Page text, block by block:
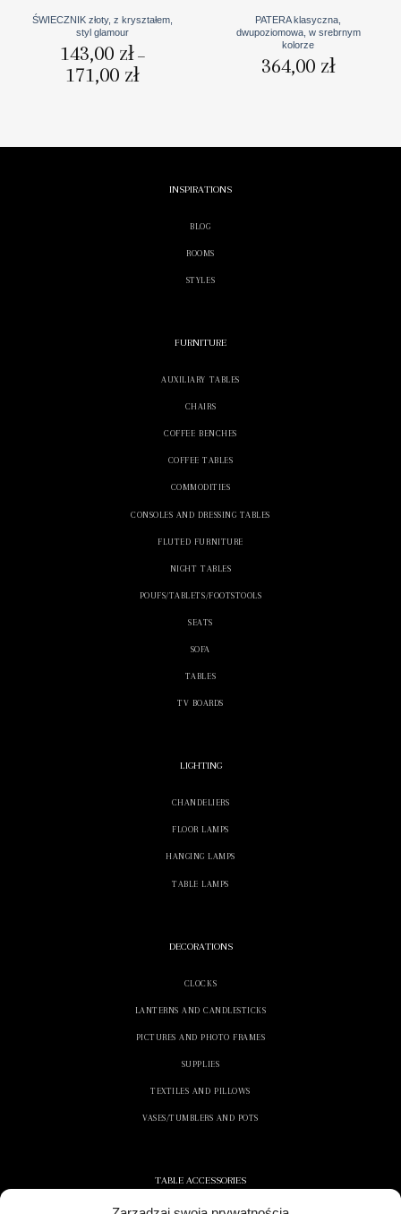
ŚWIECZNIK złoty, z kryształem,
styl glamour
143,00 zł –
171,00 złcen:
PATERA klasyczna,
dwupoziomowa, w srebrnym
kolorze
364,00 zł
INSPIRATIONS
BLOG
ROOMS
STYLES
FURNITURE
AUXILIARY TABLES
CHAIRS
COFFEE BENCHES
COFFEE TABLES
COMMODITIES
CONSOLES AND DRESSING TABLES
FLUTED FURNITURE
NIGHT TABLES
POUFS/TABLETS/FOOTSTOOLS
SEATS
SOFA
TABLES
TV BOARDS
LIGHTING
CHANDELIERS
FLOOR LAMPS
HANGING LAMPS
TABLE LAMPS
DECORATIONS
CLOCKS
LANTERNS AND CANDLESTICKS
PICTURES AND PHOTO FRAMES
SUPPLIES
TEXTILES AND PILLOWS
VASES/TUMBLERS AND POTS
TABLE ACCESSORIES